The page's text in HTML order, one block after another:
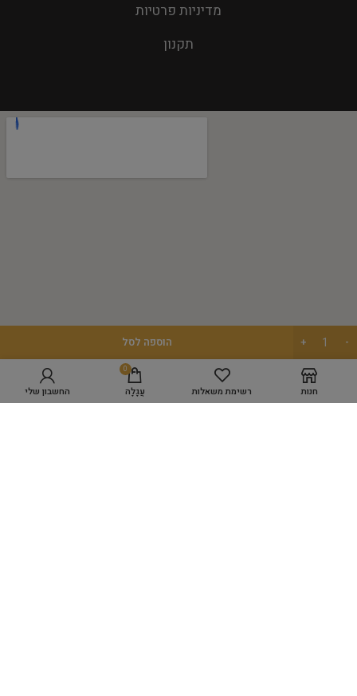
מדיניות פרטיות
תקנון
הוספה לסל
חנות רשימת משאלות
0
עֲגָלָה החשבון שלי